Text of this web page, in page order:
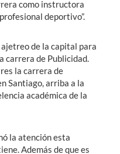
como instructora
deportivo”.
de la capital para
carrera de Publicidad.
la carrera de
Santiago, arriba a la
académica de la
la atención esta
Además de que es